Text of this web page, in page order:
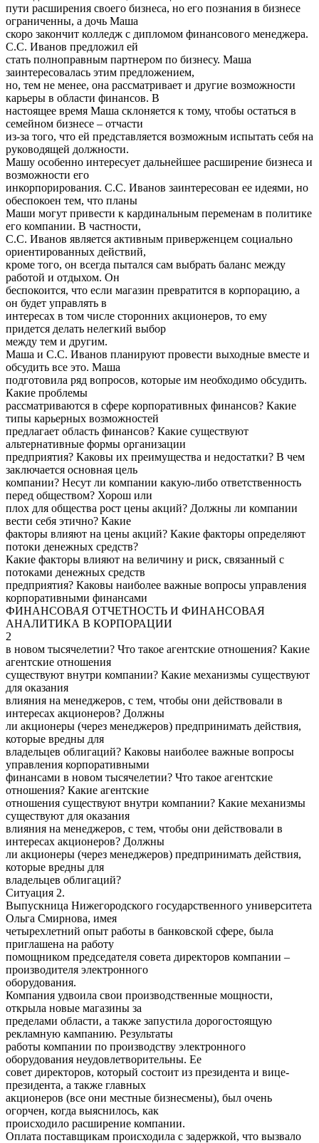
пути расширения своего бизнеса, но его познания в бизнесе
ограниченны, а дочь Маша
скоро закончит колледж с дипломом финансового менеджера.
С.С. Иванов предложил ей
стать полноправным партнером по бизнесу. Маша
заинтересовалась этим предложением,
но, тем не менее, она рассматривает и другие возможности
карьеры в области финансов. В
настоящее время Маша склоняется к тому, чтобы остаться в
семейном бизнесе – отчасти
из-за того, что ей представляется возможным испытать себя на
руководящей должности.
Машу особенно интересует дальнейшее расширение бизнеса и
возможности его
инкорпорирования. С.С. Иванов заинтересован ее идеями, но
обеспокоен тем, что планы
Маши могут привести к кардинальным переменам в политике
его компании. В частности,
С.С. Иванов является активным приверженцем социально
ориентированных действий,
кроме того, он всегда пытался сам выбрать баланс между
работой и отдыхом. Он
беспокоится, что если магазин превратится в корпорацию, а
он будет управлять в
интересах в том числе сторонних акционеров, то ему
придется делать нелегкий выбор
между тем и другим.
Маша и С.С. Иванов планируют провести выходные вместе и
обсудить все это. Маша
подготовила ряд вопросов, которые им необходимо обсудить.
Какие проблемы
рассматриваются в сфере корпоративных финансов? Какие
типы карьерных возможностей
предлагает область финансов? Какие существуют
альтернативные формы организации
предприятия? Каковы их преимущества и недостатки? В чем
заключается основная цель
компании? Несут ли компании какую-либо ответственность
перед обществом? Хорош или
плох для общества рост цены акций? Должны ли компании
вести себя этично? Какие
факторы влияют на цены акций? Какие факторы определяют
потоки денежных средств?
Какие факторы влияют на величину и риск, связанный с
потоками денежных средств
предприятия? Каковы наиболее важные вопросы управления
корпоративными финансами
ФИНАНСОВАЯ ОТЧЕТНОСТЬ И ФИНАНСОВАЯ
АНАЛИТИКА В КОРПОРАЦИИ
2
в новом тысячелетии? Что такое агентские отношения? Какие
агентские отношения
существуют внутри компании? Какие механизмы существуют
для оказания
влияния на менеджеров, с тем, чтобы они действовали в
интересах акционеров? Должны
ли акционеры (через менеджеров) предпринимать действия,
которые вредны для
владельцев облигаций? Каковы наиболее важные вопросы
управления корпоративными
финансами в новом тысячелетии? Что такое агентские
отношения? Какие агентские
отношения существуют внутри компании? Какие механизмы
существуют для оказания
влияния на менеджеров, с тем, чтобы они действовали в
интересах акционеров? Должны
ли акционеры (через менеджеров) предпринимать действия,
которые вредны для
владельцев облигаций?
Ситуация 2.
Выпускница Нижегородского государственного университета
Ольга Смирнова, имея
четырехлетний опыт работы в банковской сфере, была
приглашена на работу
помощником председателя совета директоров компании –
производителя электронного
оборудования.
Компания удвоила свои производственные мощности,
открыла новые магазины за
пределами области, а также запустила дорогостоящую
рекламную кампанию. Результаты
работы компании по производству электронного
оборудования неудовлетворительны. Ее
совет директоров, который состоит из президента и вице-
президента, а также главных
акционеров (все они местные бизнесмены), был очень
огорчен, когда выяснилось, как
происходило расширение компании.
Оплата поставщикам происходила с задержкой, что вызвало